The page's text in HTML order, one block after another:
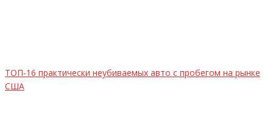
ТОП-16 практически неубиваемых авто с пробегом на рынке
США